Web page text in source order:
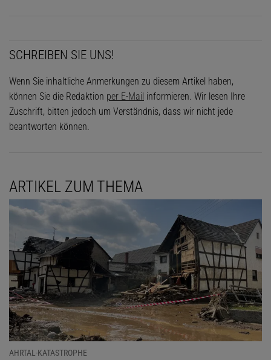
SCHREIBEN SIE UNS!
Wenn Sie inhaltliche Anmerkungen zu diesem Artikel haben,
können Sie die Redaktion per E-Mail informieren. Wir lesen Ihre
Zuschrift, bitten jedoch um Verständnis, dass wir nicht jede
beantworten können.
ARTIKEL ZUM THEMA
AHRTAL-KATASTROPHE